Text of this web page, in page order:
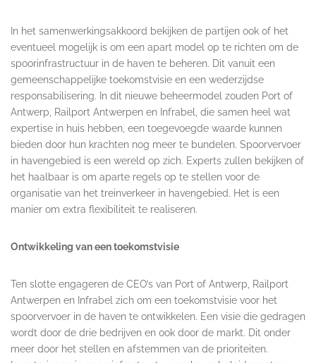
In het samenwerkingsakkoord bekijken de partijen ook of het
eventueel mogelijk is om een apart model op te richten om de
spoorinfrastructuur in de haven te beheren. Dit vanuit een
gemeenschappelijke toekomstvisie en een wederzijdse
responsabilisering. In dit nieuwe beheermodel zouden Port of
Antwerp, Railport Antwerpen en Infrabel, die samen heel wat
expertise in huis hebben, een toegevoegde waarde kunnen
bieden door hun krachten nog meer te bundelen. Spoorvervoer
in havengebied is een wereld op zich. Experts zullen bekijken of
het haalbaar is om aparte regels op te stellen voor de
organisatie van het treinverkeer in havengebied. Het is een
manier om extra flexibiliteit te realiseren.
Ontwikkeling van een toekomstvisie
Ten slotte engageren de CEO’s van Port of Antwerp, Railport
Antwerpen en Infrabel zich om een toekomstvisie voor het
spoorvervoer in de haven te ontwikkelen. Een visie die gedragen
wordt door de drie bedrijven en ook door de markt. Dit onder
meer door het stellen en afstemmen van de prioriteiten.